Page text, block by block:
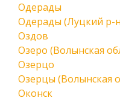
Одерады
Одерады (Луцкий р-
Оздов
Озеро (Волынская
Озерцо
Озерцы (Волынская
Оконск